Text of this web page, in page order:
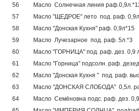
56
Масло Солнечная линия
57
Масло "ЩЕДРОЕ" лето под. раф.
58
Масло "Донская Кухня" раф. 0,9л*15
59
Масло Лучезарное под. раф. 5л.*3
60
Масло "ГОРНИЦА" под. раф. дез. 0,9
61
Масло "Горница" подсолн. раф.
62
Масло "Донская Кухня " под. раф.
63
Масло "ДОНСКАЯ СЛОБОДА" 0,5л.
64
Масло Семёновна подс. раф. дез.